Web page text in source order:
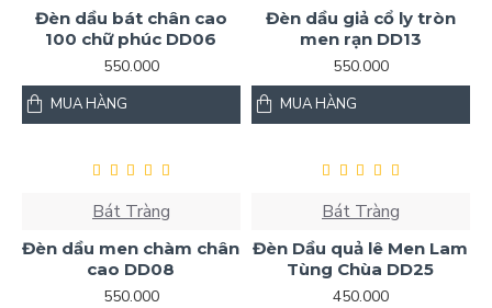
Đèn dầu bát chân cao
100 chữ phúc DD06
550.000
MUA HÀNG
Đèn dầu giả cổ ly tròn
men rạn DD13
550.000
MUA HÀNG
Bát Tràng
Đèn dầu men chàm chân
cao DD08
550.000
Bát Tràng
Đèn Dầu quả lê Men Lam
Tùng Chùa DD25
450.000